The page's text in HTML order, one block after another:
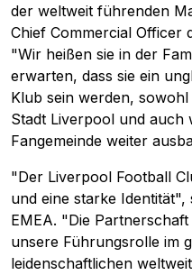
der weltweit führenden
Chief Commercial Officer
"Wir heißen sie in der
erwarten, dass sie ein
Klub sein werden,
Stadt Liverpool und auch
Fangemeinde weiter
"Der Liverpool Football
und eine starke
EMEA. "Die
unsere Führungsrolle im
leidenschaftlichen